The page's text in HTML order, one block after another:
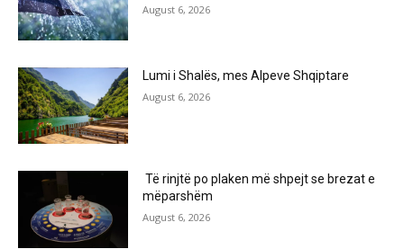
August 6, 2026
Lumi i Shalës, mes Alpeve Shqiptare
August 6, 2026
Të rinjtë po plaken më shpejt se brezat e
mëparshëm
August 6, 2026